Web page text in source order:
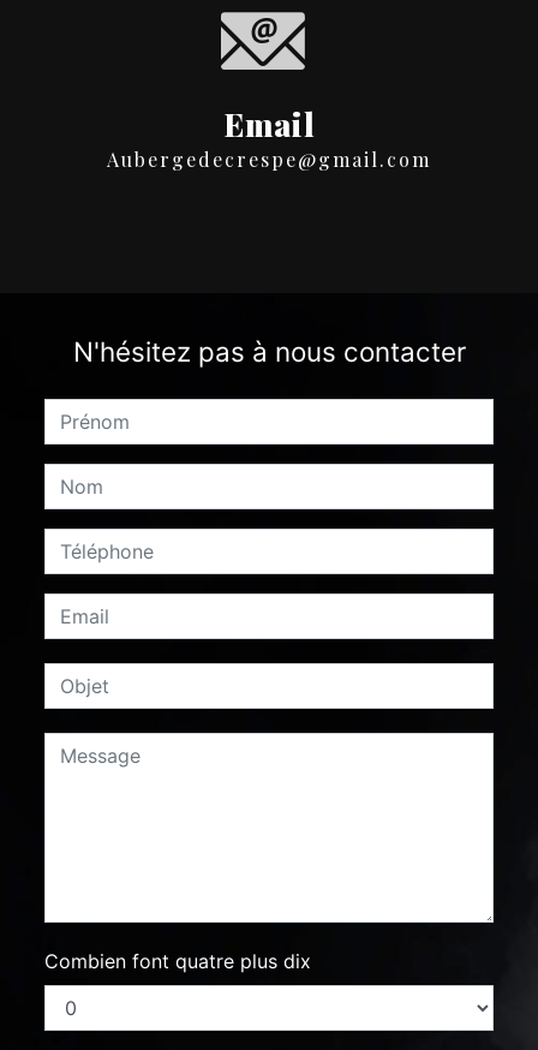
Email
aubergedecrespe@gmail.com
N'hésitez pas à nous contacter
Combien font quatre plus dix